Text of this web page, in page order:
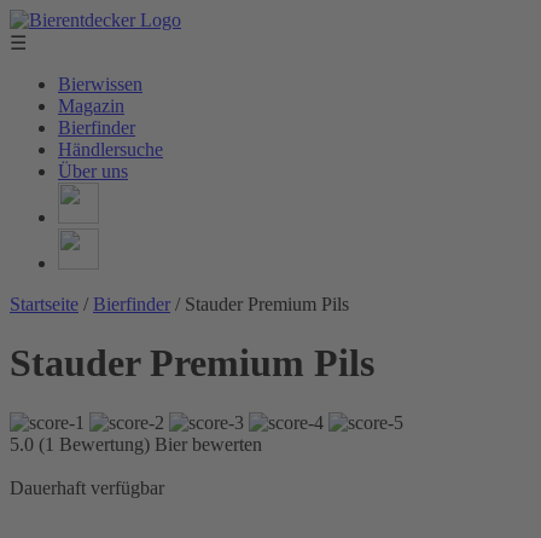
☰
Bierwissen
Magazin
Bierfinder
Händlersuche
Über uns
Startseite / Bierfinder / Stauder Premium Pils
Stauder Premium Pils
5.0 (1 Bewertung) Bier bewerten
Dauerhaft verfügbar